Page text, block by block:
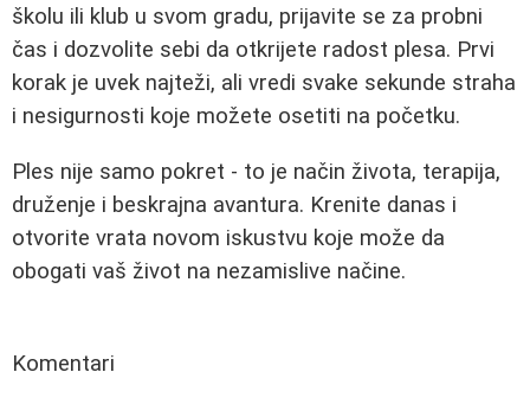
školu ili klub u svom gradu, prijavite se za probni
čas i dozvolite sebi da otkrijete radost plesa. Prvi
korak je uvek najteži, ali vredi svake sekunde straha
i nesigurnosti koje možete osetiti na početku.
Ples nije samo pokret - to je način života, terapija,
druženje i beskrajna avantura. Krenite danas i
otvorite vrata novom iskustvu koje može da
obogati vaš život na nezamislive načine.
Komentari